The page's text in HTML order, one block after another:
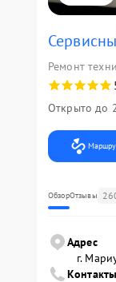
Ремонт
Открыто до
ОбзорОтзывы
Адрес
г.
Контакты